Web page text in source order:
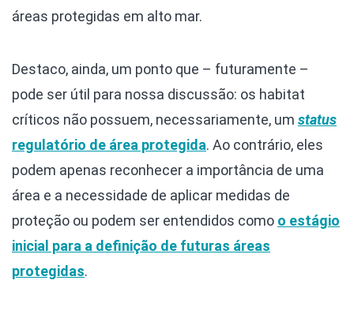
áreas protegidas em alto mar.
Destaco, ainda, um ponto que – futuramente –
pode ser útil para nossa discussão: os habitat
críticos não possuem, necessariamente, um status
regulatório de área protegida. Ao contrário, eles
podem apenas reconhecer a importância de uma
área e a necessidade de aplicar medidas de
proteção ou podem ser entendidos como o estágio
inicial para a definição de futuras áreas
protegidas.